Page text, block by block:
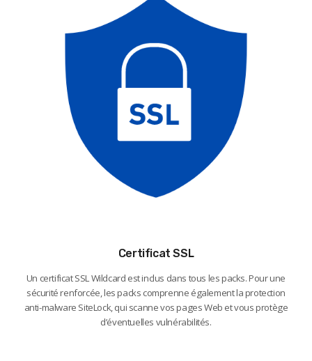
Certificat SSL
Un certificat SSL Wildcard est inclus dans tous les packs. Pour une
sécurité renforcée, les packs comprenne également la protection
anti-malware SiteLock, qui scanne vos pages Web et vous protège
d’éventuelles vulnérabilités.